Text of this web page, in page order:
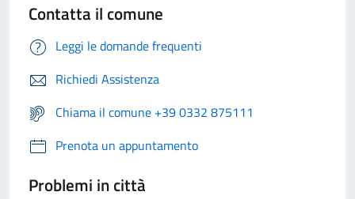
Contatta il comune
Leggi le domande frequenti
Richiedi Assistenza
Chiama il comune +39 0332 875111
Prenota un appuntamento
Problemi in città